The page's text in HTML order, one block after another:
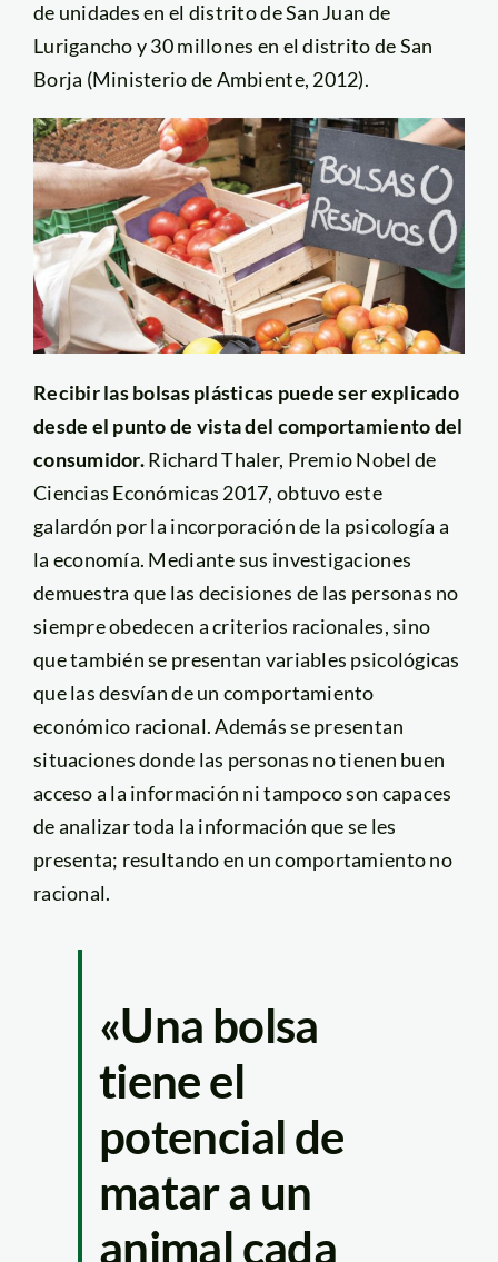
de unidades en el distrito de San Juan de
Lurigancho y 30 millones en el distrito de San
Borja (Ministerio de Ambiente, 2012).
Recibir las bolsas plásticas puede ser explicado
desde el punto de vista del comportamiento del
consumidor.Richard Thaler, Premio Nobel de
Ciencias Económicas 2017, obtuvo este
galardón por la incorporación de la psicología a
la economía. Mediante sus investigaciones
demuestra que las decisiones de las personas no
siempre obedecen a criterios racionales, sino
que también se presentan variables psicológicas
que las desvían de un comportamiento
económico racional. Además se presentan
situaciones donde las personas no tienen buen
acceso a la información ni tampoco son capaces
de analizar toda la información que se les
presenta; resultando en un comportamiento no
racional.
«Una bolsa
tiene el
potencial de
matar a un
animal cada